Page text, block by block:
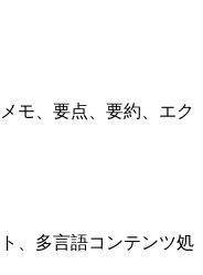
モ、要点、要約、エ
、多言語コンテンツ